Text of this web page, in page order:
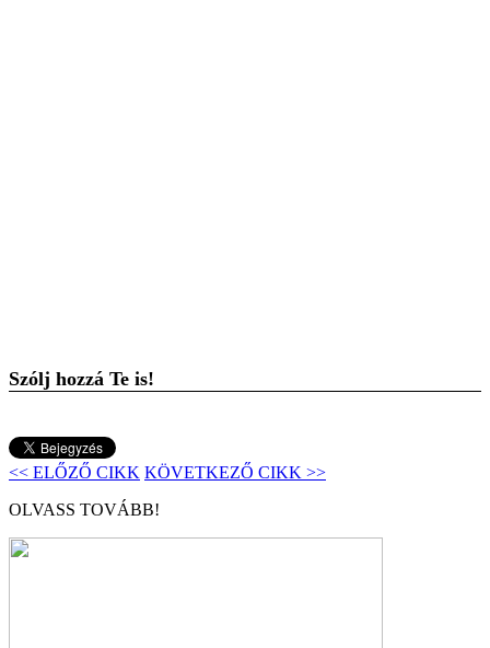
Szólj hozzá Te is!
<< ELŐZŐ CIKK KÖVETKEZŐ CIKK >>
OLVASS TOVÁBB!